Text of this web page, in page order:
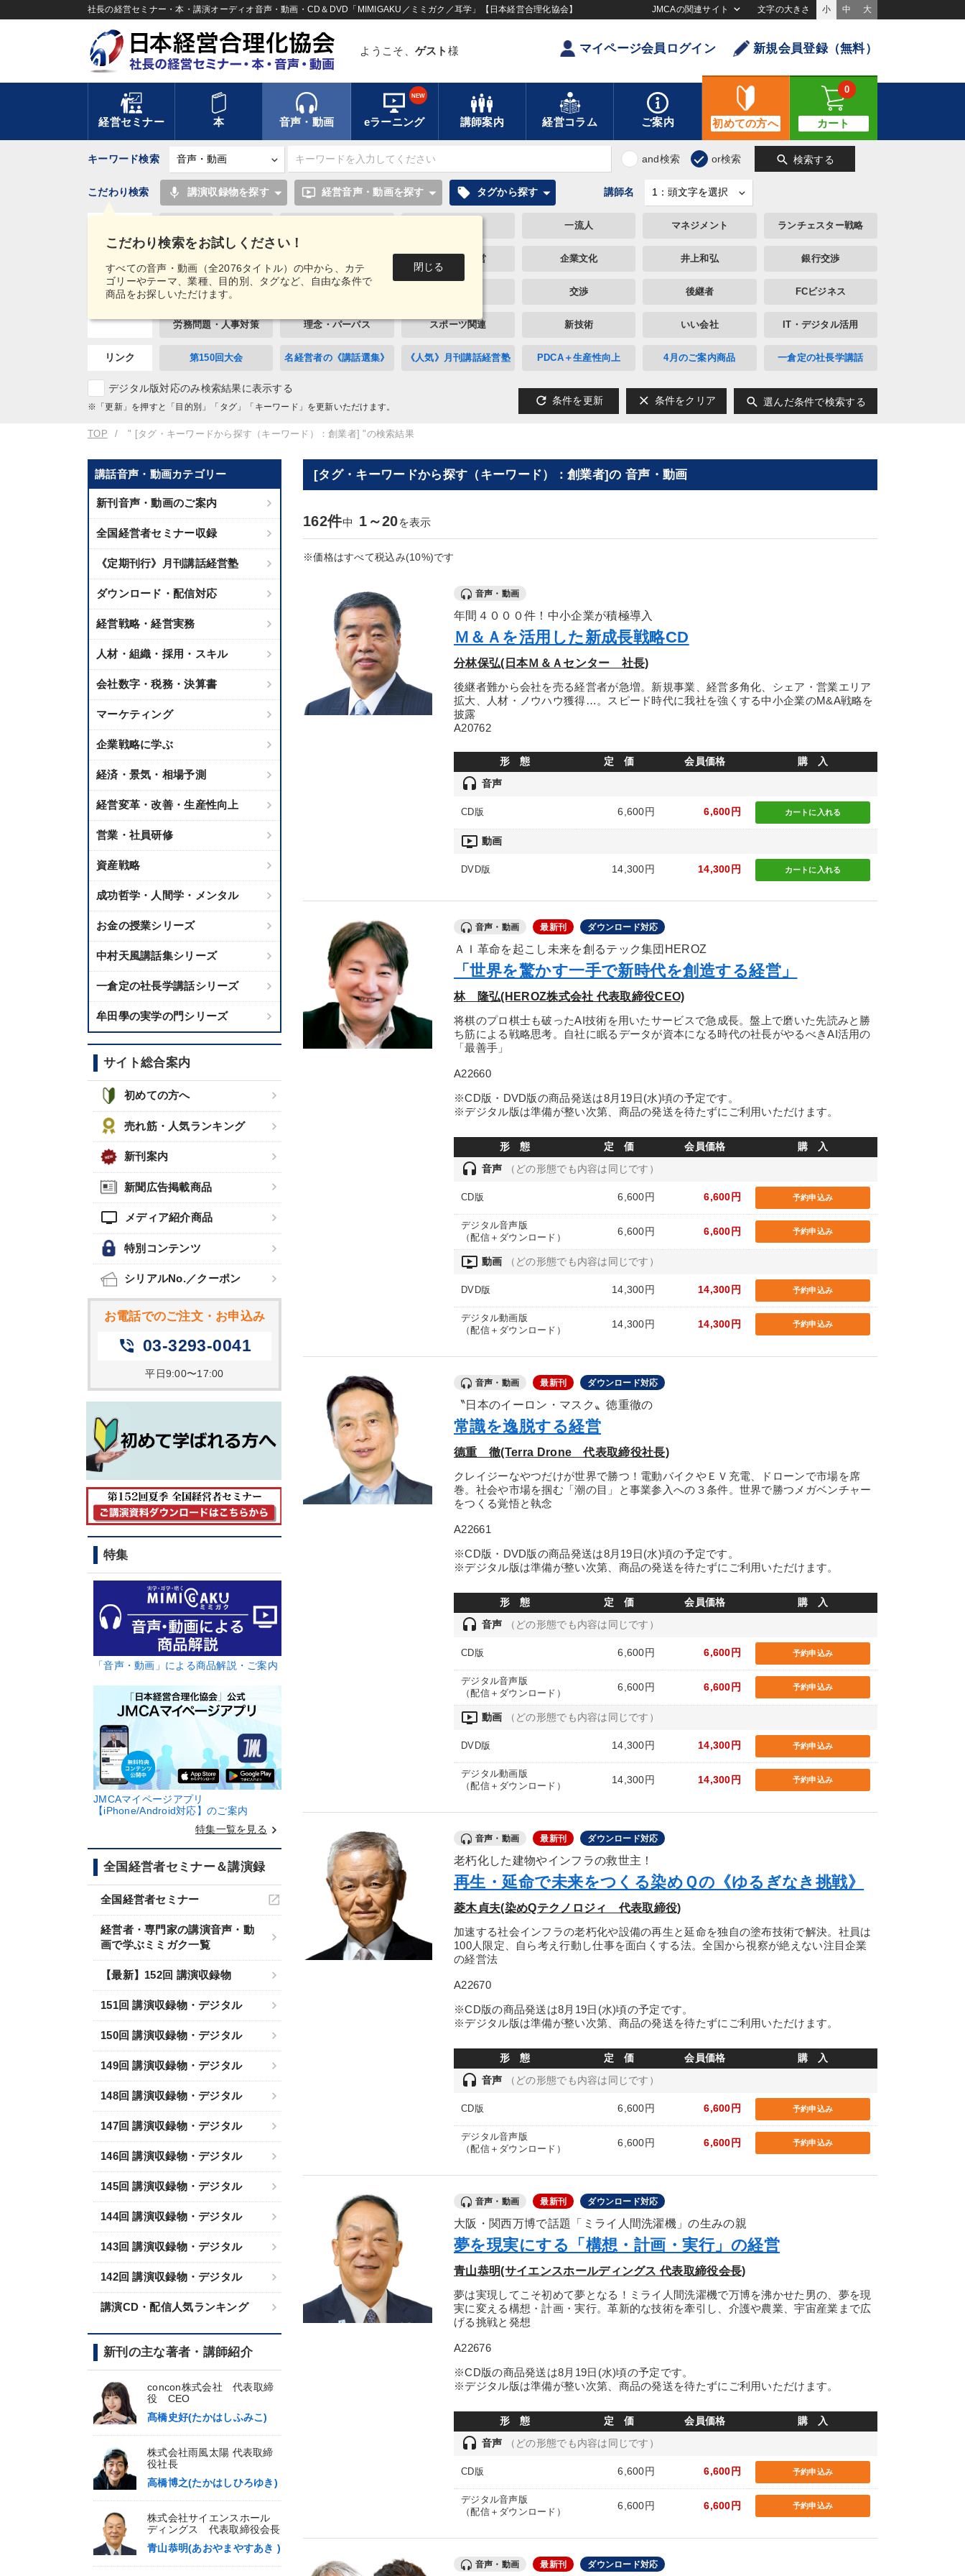
社長の経営セミナー・本・講演オーディオ音声・動画・CD＆DVD「MIMIGAKU／ミミガク／耳学」【日本経営合理化協会】 JMCAの関連サイト 文字の大きさ 小 中 大
ようこそ、 ゲスト 様 マイページ会員ログイン 新規会員登録（無料）
経営セミナー 本 音声・動画 eラーニング
NEW
講師案内 経営コラム ご案内 初めての方へ カート
0
キーワード検索 and検索 or検索 search 検索する
こだわり検索をお試しください！
すべての音声・動画（全2076タイトル）の中から、カテ
ゴリーやテーマ、業種、目的別、タグなど、自由な条件で
商品をお探しいただけます。
閉じる
こだわり検索 mic 講演収録物を探す ondemand_video 経営音声・動画を探す local_offer タグから探す 講師名
タグ・
キーワード
一流人 マネジメント ランチェスター戦略
両利きの経営 企業文化 井上和弘 銀行交渉
ベンチャー 交渉 後継者 FCビジネス
労務問題・人事対策 理念・パーパス スポーツ関連 新技術 いい会社 IT・デジタル活用
リンク 第150回大会 名経営者の《講話選集》 《人気》月刊講話経営塾 PDCA＋生産性向上 4月のご案内商品 一倉定の社長学講話
デジタル版対応のみ検索結果に表示する
※「更新」を押すと「目的別」「タグ」「キーワード」を更新いただけます。 refresh 条件を更新 clear 条件をクリア search 選んだ条件で検索する
TOP " [タグ・キーワードから探す（キーワード）：創業者] "の検索結果
講話音声・動画カテゴリー
新刊音声・動画のご案内
全国経営者セミナー収録
《定期刊行》月刊講話経営塾
ダウンロード・配信対応
経営戦略・経営実務
人材・組織・採用・スキル
会社数字・税務・決算書
マーケティング
企業戦略に学ぶ
経済・景気・相場予測
経営変革・改善・生産性向上
営業・社員研修
資産戦略
成功哲学・人間学・メンタル
お金の授業シリーズ
中村天風講話集シリーズ
一倉定の社長学講話シリーズ
牟田學の実学の門シリーズ
サイト総合案内
初めての方へ
売れ筋・人気ランキング
新刊案内
新聞広告掲載商品
tv メディア紹介商品
特別コンテンツ
シリアルNo.／クーポン
お電話でのご注文・お申込み
phone_in_talk 03-3293-0041
平日9:00〜17:00
特集
「音声・動画」による商品解説・ご案内
JMCAマイページアプリ
【iPhone/Android対応】のご案内
特集一覧を見る keyboard_arrow_right
全国経営者セミナー＆講演録
全国経営者セミナー
経営者・専門家の講演音声・動
画で学ぶミミガク一覧
【最新】152回 講演収録物
151回 講演収録物・デジタル
150回 講演収録物・デジタル
149回 講演収録物・デジタル
148回 講演収録物・デジタル
147回 講演収録物・デジタル
146回 講演収録物・デジタル
145回 講演収録物・デジタル
144回 講演収録物・デジタル
143回 講演収録物・デジタル
142回 講演収録物・デジタル
講演CD・配信人気ランキング
新刊の主な著者・講師紹介
concon株式会社 代表取締
役 CEO
髙橋史好(たかはしふみこ)
株式会社雨風太陽 代表取締
役社長
高橋博之(たかはしひろゆき)
株式会社サイエンスホール
ディングス 代表取締役会長
青山恭明(あおやまやすあき )
[タグ・キーワードから探す（キーワード）：創業者]の 音声・動画
162件中 1～20を表示
※価格はすべて税込み(10%)です
音声・動画
年間４０００件！中小企業が積極導入
Ｍ＆Ａを活用した新成長戦略CD
分林保弘(日本Ｍ＆Ａセンター 社長)
後継者難から会社を売る経営者が急増。新規事業、経営多角化、シェア・営業エリア
拡大、人材・ノウハウ獲得…。スピード時代に我社を強くする中小企業のM&A戦略を
披露
A20762
形 態 定 価 会員価格 購 入
headset 音声
CD版 6,600円 6,600円 カートに 入れる
ondemand_video 動画
DVD版 14,300円 14,300円 カートに 入れる
音声・動画 最新刊 ダウンロード対応
ＡＩ革命を起こし未来を創るテック集団HEROZ
「世界を驚かす一手で新時代を創造する経営」
林 隆弘(HEROZ株式会社 代表取締役CEO)
将棋のプロ棋士も破ったAI技術を用いたサービスで急成長。盤上で磨いた先読みと勝
ち筋による戦略思考。自社に眠るデータが資本になる時代の社長がやるべきAI活用の
「最善手」
A22660
※CD版・DVD版の商品発送は8月19日(水)頃の予定です。
※デジタル版は準備が整い次第、商品の発送を待たずにご利用いただけます。
形 態 定 価 会員価格 購 入
headset 音声 （どの形態でも内容は同じです）
CD版 6,600円 6,600円 予約申込み
デジタル音声版
（配信＋ダウンロード）
6,600円 6,600円 予約申込み
ondemand_video 動画 （どの形態でも内容は同じです）
DVD版 14,300円 14,300円 予約申込み
デジタル動画版
（配信＋ダウンロード）
14,300円 14,300円 予約申込み
音声・動画 最新刊 ダウンロード対応
〝日本のイーロン・マスク〟徳重徹の
常識を逸脱する経営
德重 徹(Terra Drone 代表取締役社長)
クレイジーなやつだけが世界で勝つ！電動バイクやＥＶ充電、ドローンで市場を席
巻。社会や市場を掴む「潮の目」と事業参入への３条件。世界で勝つメガベンチャー
をつくる覚悟と執念
A22661
※CD版・DVD版の商品発送は8月19日(水)頃の予定です。
※デジタル版は準備が整い次第、商品の発送を待たずにご利用いただけます。
形 態 定 価 会員価格 購 入
headset 音声 （どの形態でも内容は同じです）
CD版 6,600円 6,600円 予約申込み
デジタル音声版
（配信＋ダウンロード）
6,600円 6,600円 予約申込み
ondemand_video 動画 （どの形態でも内容は同じです）
DVD版 14,300円 14,300円 予約申込み
デジタル動画版
（配信＋ダウンロード）
14,300円 14,300円 予約申込み
音声・動画 最新刊 ダウンロード対応
老朽化した建物やインフラの救世主！
再生・延命で未来をつくる染めＱの《ゆるぎなき挑戦》
菱木貞夫(染めQテクノロジィ 代表取締役)
加速する社会インフラの老朽化や設備の再生と延命を独自の塗布技術で解決。社員は
100人限定、自ら考え行動し仕事を面白くする法。全国から視察が絶えない注目企業
の経営法
A22670
※CD版の商品発送は8月19日(水)頃の予定です。
※デジタル版は準備が整い次第、商品の発送を待たずにご利用いただけます。
形 態 定 価 会員価格 購 入
headset 音声 （どの形態でも内容は同じです）
CD版 6,600円 6,600円 予約申込み
デジタル音声版
（配信＋ダウンロード）
6,600円 6,600円 予約申込み
音声・動画 最新刊 ダウンロード対応
大阪・関西万博で話題「ミライ人間洗濯機」の生みの親
夢を現実にする「構想・計画・実行」の経営
青山恭明(サイエンスホールディングス 代表取締役会長)
夢は実現してこそ初めて夢となる！ミライ人間洗濯機で万博を沸かせた男の、夢を現
実に変える構想・計画・実行。革新的な技術を牽引し、介護や農業、宇宙産業まで広
げる挑戦と発想
A22676
※CD版の商品発送は8月19日(水)頃の予定です。
※デジタル版は準備が整い次第、商品の発送を待たずにご利用いただけます。
形 態 定 価 会員価格 購 入
headset 音声 （どの形態でも内容は同じです）
CD版 6,600円 6,600円 予約申込み
デジタル音声版
（配信＋ダウンロード）
6,600円 6,600円 予約申込み
音声・動画 最新刊 ダウンロード対応